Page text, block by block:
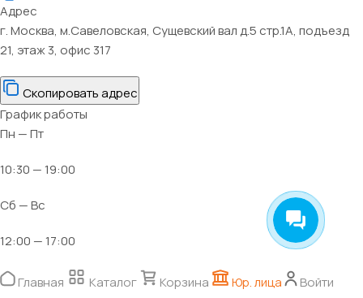
Адрес
г. Москва, м.Савеловская, Сущевский вал д.5 стр.1А, подъезд
21, этаж 3, офис 317
Скопировать адрес
График работы
Пн — Пт
10:30 — 19:00
Сб — Вс
12:00 — 17:00
Главная Каталог Корзина Юр. лица
Войти